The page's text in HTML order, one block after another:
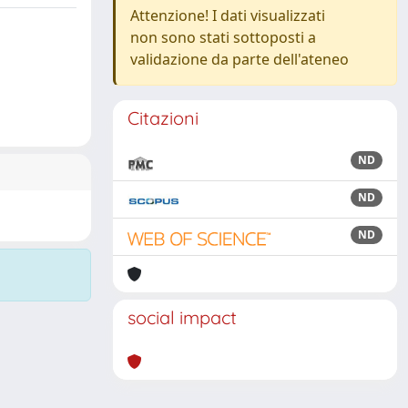
Attenzione! I dati visualizzati
non sono stati sottoposti a
validazione da parte dell'ateneo
Citazioni
ND
ND
ND
social impact